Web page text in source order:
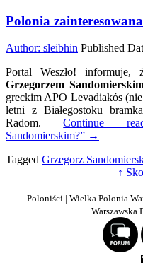
Polonia
Author: sleibhin Published
Portal Weszło! informuje,
Grzegorzem
greckim APO Levadiakós
letni z Białegostoku
Radom.Continue
Sandomierskim?” →
Tagged Grzegorz
↑
Poloniści | Wielka Polonia
Warszawska